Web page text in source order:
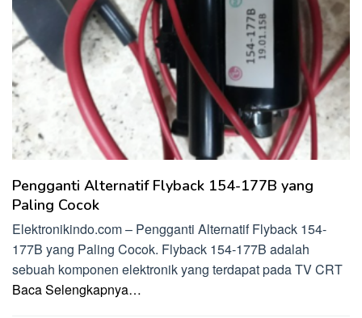
Pengganti Alternatif Flyback 154-177B yang
Paling Cocok
Elektronikindo.com – Pengganti Alternatif Flyback 154-
177B yang Paling Cocok. Flyback 154-177B adalah
sebuah komponen elektronik yang terdapat pada TV CRT
Baca Selengkapnya…